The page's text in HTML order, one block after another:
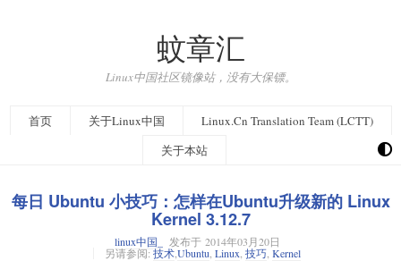
蚊章汇
Linux中国社区镜像站，没有大保镖。
首页 关于Linux中国
Linux.Cn Translation Team (LCTT)
关于本站
每日 Ubuntu 小技巧：怎样在Ubuntu升级新的 Linux
Kernel 3.12.7
linux中国_ 发布于 2014年03月20日
另请参阅: 技术Ubuntu Linux 技巧 Kernel